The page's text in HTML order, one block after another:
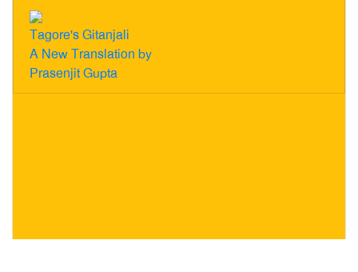
Tagore's Gitanjali
A New Translation by
Prasenjit Gupta